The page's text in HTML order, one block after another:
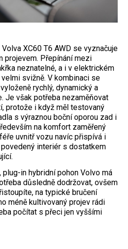
XC60 T6 AWD se vyznačuje
projevem. Přepínání mezi
neznatelné, a i v elektrickém
svižně. V kombinaci se
rychlý, dynamický a
Je však potřeba nezaměňovat
protože i když měl testovaný
s výraznou boční oporou zad i
na komfort zaměřený
uvnitř vozu navíc přispívá i
interiér s dostatkem
plug-in hybridní pohon Volvo má
důsledně dodržovat, ovšem
na typické bručení
méně kultivovaný projev rádi
­počítat s přeci jen vyššími